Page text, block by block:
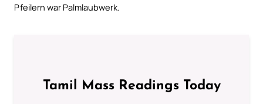
Pfeilern war Palmlaubwerk.
Tamil Mass Readings Today